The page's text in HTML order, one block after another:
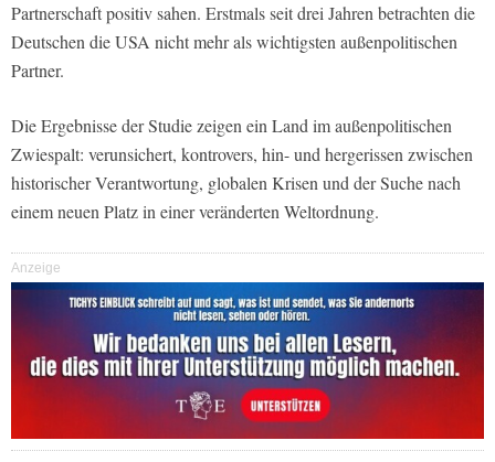
Partnerschaft positiv sahen. Erstmals seit drei Jahren betrachten die
Deutschen die USA nicht mehr als wichtigsten außenpolitischen
Partner.
Die Ergebnisse der Studie zeigen ein Land im außenpolitischen
Zwiespalt: verunsichert, kontrovers, hin- und hergerissen zwischen
historischer Verantwortung, globalen Krisen und der Suche nach
einem neuen Platz in einer veränderten Weltordnung.
Anzeige